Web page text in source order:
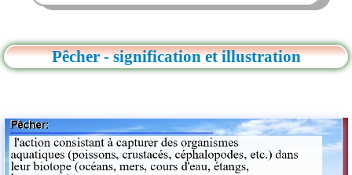
Pêcher - signification et illustration